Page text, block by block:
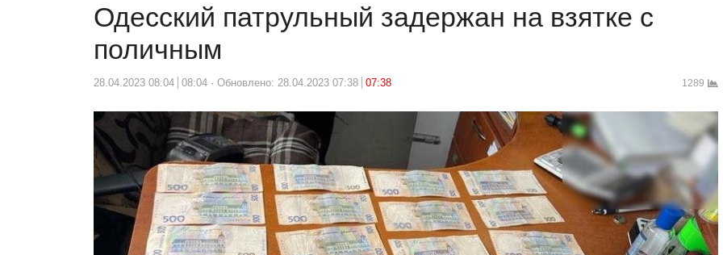
Одесский патрульный задержан на взятке с
поличным
28.04.2023 08:04 08:04 Обновлено: 28.04.2023 07:38 07:38 1289